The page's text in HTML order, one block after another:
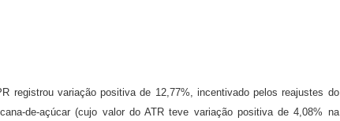
registrou variação positiva de 12,77%, incentivado pelos reajustes do
de-açúcar (cujo valor do ATR teve variação positiva de 4,08% na